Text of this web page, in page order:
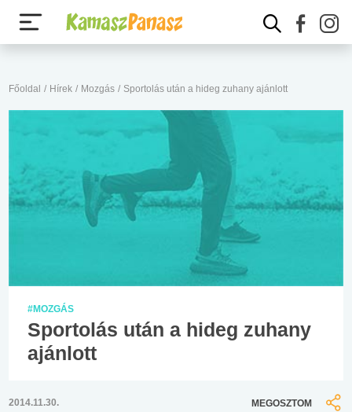
Főoldal / Hírek / Mozgás / Sportolás után a hideg zuhany ajánlott
#MOZGÁS
Sportolás után a hideg zuhany
ajánlott
2014.11.30.
MEGOSZTOM